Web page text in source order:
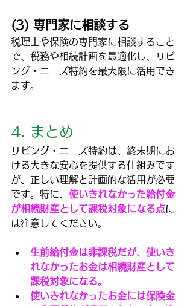
(3) 専門家に相談する
税理士や保険の専門家に相談すること
で、税務や相続計画を最適化し、リビ
ング・ニーズ特約を最大限に活用でき
ます。
4. まとめ
リビング・ニーズ特約は、終末期にお
ける大きな安心を提供する仕組みです
が、正しい理解と計画的な活用が必要
です。特に、 使いきれなかった給付金
が相続財産として課税対象になる点に
は注意してください。
生前給付金は非課税だが、使いき
れなかったお金は相続財産として
課税対象になる。
使いきれなかったお金には保険金